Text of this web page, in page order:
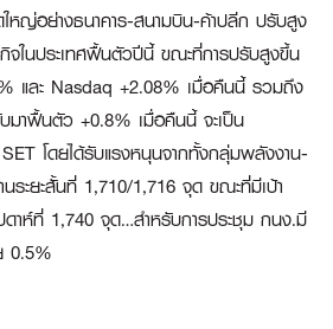
หญ่อย่างธนาคาร-สนามบิน-ค้าปลีก ปรับสูง
จในประเทศฟื้นตัวปีนี้ ขณะที่การปรับสูงขึ้น
และ Nasdaq +2.08% เมื่อคืนนี้ รวมถึง
มาฟื้นตัว +0.8% เมื่อคืนนี้ จะเป็น
โดยได้รับแรงหนุนจากทั้งกลุ่มพลังงาน-
ะยะสั้นที่ 1,710/1,716 จุด ขณะที่มีเป้า
ดาห์ที่ 1,740 จุด…สำหรับการประชุม กนง.มี
0.5%